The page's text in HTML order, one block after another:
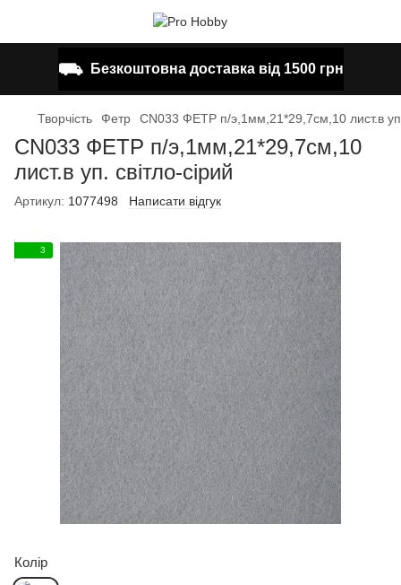
⛟ Безкоштовна доставка від 1500 грн
Творчість Фетр CN033 ФЕТР п/э,1мм,21*29,7см,10 лист.в уп.
CN033 ФЕТР п/э,1мм,21*29,7см,10
лист.в уп. світло-сірий
Артикул: 1077498 Написати відгук
3
Колір